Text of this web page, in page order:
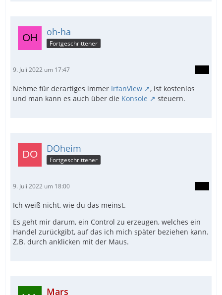
oh-ha
Fortgeschrittener
9. Juli 2022 um 17:47
Nehme für derartiges immer IrfanView
, ist kostenlos
und man kann es auch über die Konsole steuern.
DOheim
Fortgeschrittener
9. Juli 2022 um 18:00
Ich weiß nicht, wie du das meinst.
Es geht mir darum, ein Control zu erzeugen, welches ein
Handel zurückgibt, auf das ich mich später beziehen kann.
Z.B. durch anklicken mit der Maus.
Mars